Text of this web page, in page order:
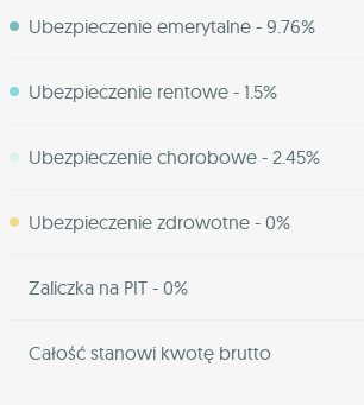
Ubezpieczenie emerytalne - 9.76%
Ubezpieczenie rentowe - 1.5%
Ubezpieczenie chorobowe - 2.45%
Ubezpieczenie zdrowotne - 0%
Zaliczka na PIT - 0%
Całość stanowi kwotę brutto